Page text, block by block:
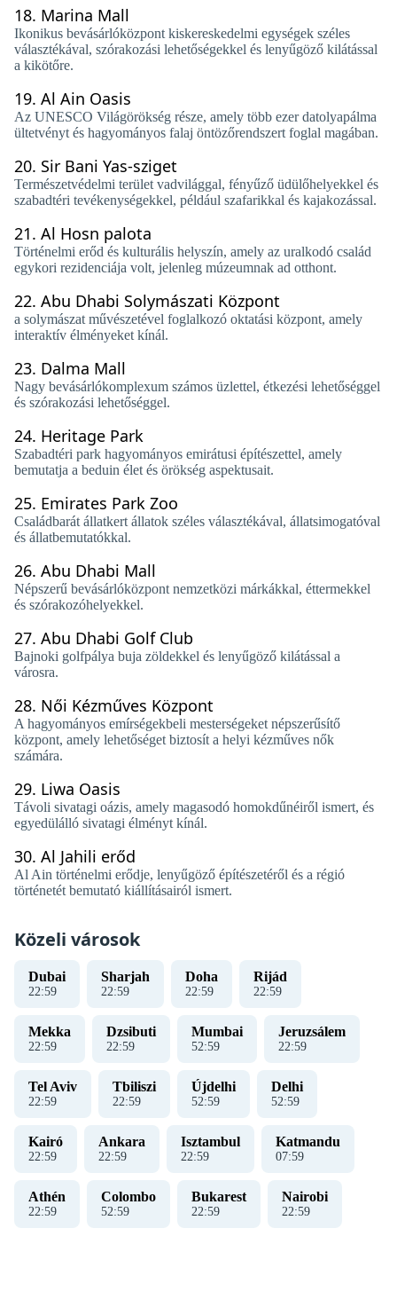
18. Marina Mall
Ikonikus bevásárlóközpont kiskereskedelmi egységek széles
választékával, szórakozási lehetőségekkel és lenyűgöző kilátással
a kikötőre.
19. Al Ain Oasis
Az UNESCO Világörökség része, amely több ezer datolyapálma
ültetvényt és hagyományos falaj öntözőrendszert foglal magában.
20. Sir Bani Yas-sziget
Természetvédelmi terület vadvilággal, fényűző üdülőhelyekkel és
szabadtéri tevékenységekkel, például szafarikkal és kajakozással.
21. Al Hosn palota
Történelmi erőd és kulturális helyszín, amely az uralkodó család
egykori rezidenciája volt, jelenleg múzeumnak ad otthont.
22. Abu Dhabi Solymászati ​​Központ
a solymászat művészetével foglalkozó oktatási központ, amely
interaktív élményeket kínál.
23. Dalma Mall
Nagy bevásárlókomplexum számos üzlettel, étkezési lehetőséggel
és szórakozási lehetőséggel.
24. Heritage Park
Szabadtéri park hagyományos emirátusi építészettel, amely
bemutatja a beduin élet és örökség aspektusait.
25. Emirates Park Zoo
Családbarát állatkert állatok széles választékával, állatsimogatóval
és állatbemutatókkal.
26. Abu Dhabi Mall
Népszerű bevásárlóközpont nemzetközi márkákkal, éttermekkel
és szórakozóhelyekkel.
27. Abu Dhabi Golf Club
Bajnoki golfpálya buja zöldekkel és lenyűgöző kilátással a
városra.
28. Női Kézműves Központ
A hagyományos emírségekbeli mesterségeket népszerűsítő
központ, amely lehetőséget biztosít a helyi kézműves nők
számára.
29. Liwa Oasis
Távoli sivatagi oázis, amely magasodó homokdűnéiről ismert, és
egyedülálló sivatagi élményt kínál.
30. Al Jahili erőd
Al Ain történelmi erődje, lenyűgöző építészetéről és a régió
történetét bemutató kiállításairól ismert.
Közeli városok
Dubai
23:00
Sharjah
23:00
Doha
23:00
Rijád
23:00
Mekka
23:00
Dzsibuti
23:00
Mumbai
53:00
Jeruzsálem
23:00
Tel Aviv
23:00
Tbiliszi
23:00
Újdelhi
53:00
Delhi
53:00
Kairó
23:00
Ankara
23:00
Isztambul
23:00
Katmandu
08:00
Athén
23:00
Colombo
53:00
Bukarest
23:00
Nairobi
23:00